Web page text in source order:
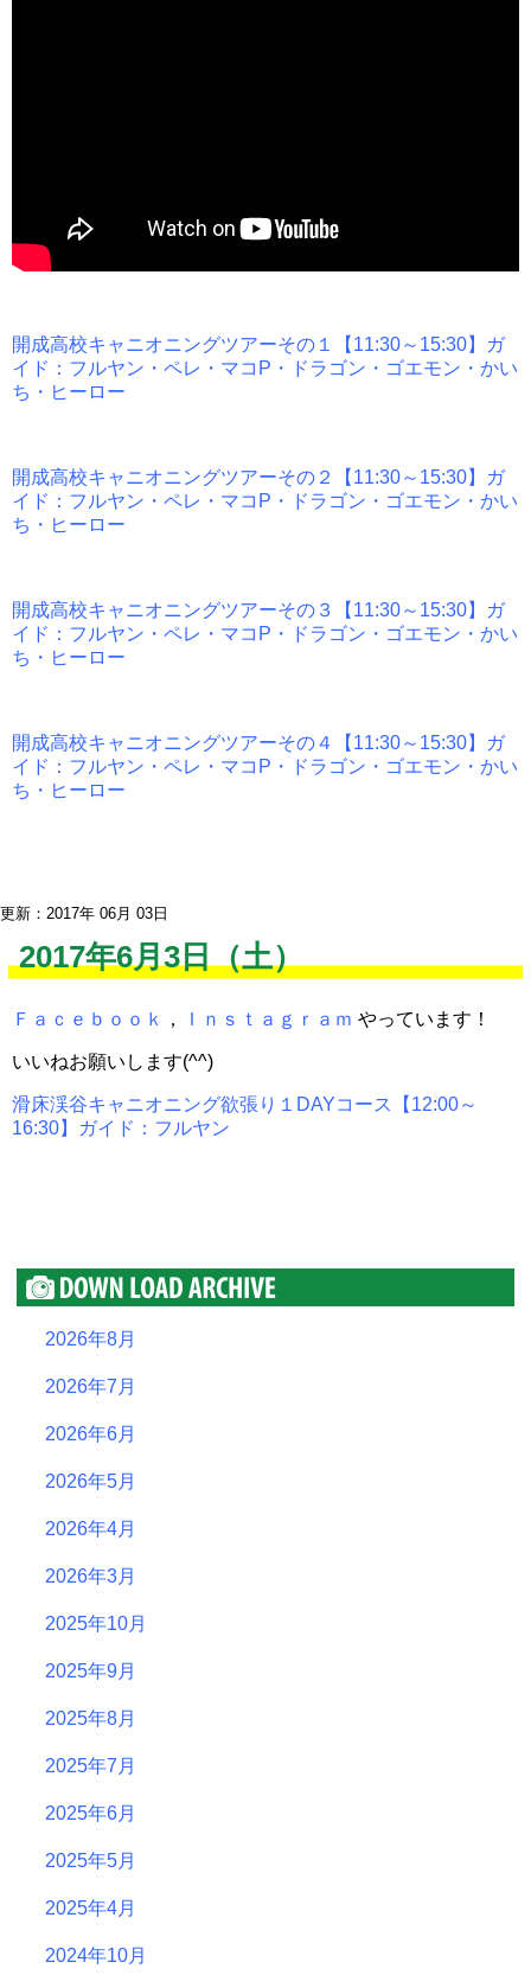
開成高校キャニオニングツアーその１【11:30～15:30】ガ
イド：フルヤン・ペレ・マコP・ドラゴン・ゴエモン・かい
ち・ヒーロー
開成高校キャニオニングツアーその２【11:30～15:30】ガ
イド：フルヤン・ペレ・マコP・ドラゴン・ゴエモン・かい
ち・ヒーロー
開成高校キャニオニングツアーその３【11:30～15:30】ガ
イド：フルヤン・ペレ・マコP・ドラゴン・ゴエモン・かい
ち・ヒーロー
開成高校キャニオニングツアーその４【11:30～15:30】ガ
イド：フルヤン・ペレ・マコP・ドラゴン・ゴエモン・かい
ち・ヒーロー
更新：2017年 06月 03日
2017年6月3日（土）
Ｆａｃｅｂｏｏｋ ， Ｉｎｓｔａｇｒａｍ やっています！
いいねお願いします(^^)
滑床渓谷キャニオニング欲張り１DAYコース【12:00～
16:30】ガイド：フルヤン
2026年8月
2026年7月
2026年6月
2026年5月
2026年4月
2026年3月
2025年10月
2025年9月
2025年8月
2025年7月
2025年6月
2025年5月
2025年4月
2024年10月